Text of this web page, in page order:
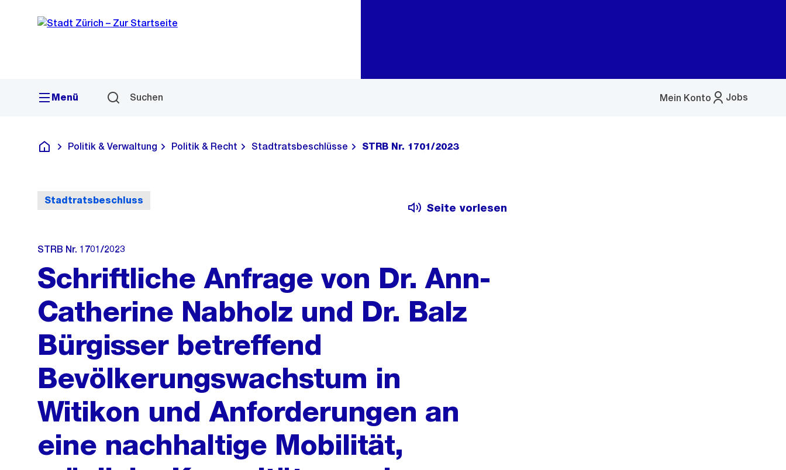
Navigation
Sprunglink
Menü Suchen Jobs
Mein Konto
Menü
Deutsch
Politik & Verwaltung Politik & Recht Stadtratsbeschlüsse STRB Nr. 1701/2023
Stadtratsbeschluss
Seite vorlesen
STRB Nr. 1701/2023
Schriftliche Anfrage von Dr. Ann-
Catherine Nabholz und Dr. Balz
Bürgisser betreffend
Bevölkerungswachstum in
Witikon und Anforderungen an
eine nachhaltige Mobilität,